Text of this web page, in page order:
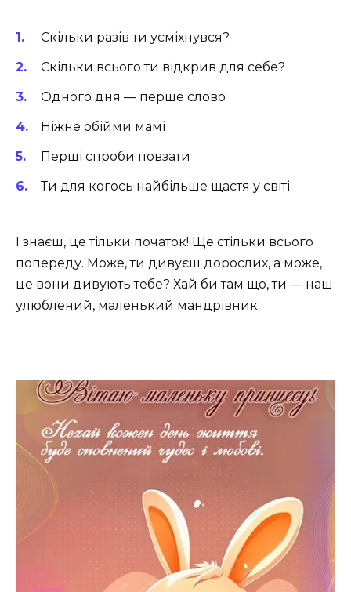
Скільки разів ти усміхнувся?
Скільки всього ти відкрив для себе?
Одного дня — перше слово
Ніжне обійми мамі
Перші спроби повзати
Ти для когось найбільше щастя у світі
І знаєш, це тільки початок! Ще стільки всього
попереду. Може, ти дивуєш дорослих, а може,
це вони дивують тебе? Хай би там що, ти — наш
улюблений, маленький мандрівник.